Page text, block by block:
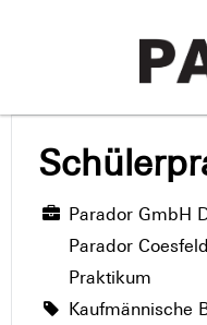
Parador GmbH
Parador Coesfeld
Praktikum
Kaufmännische